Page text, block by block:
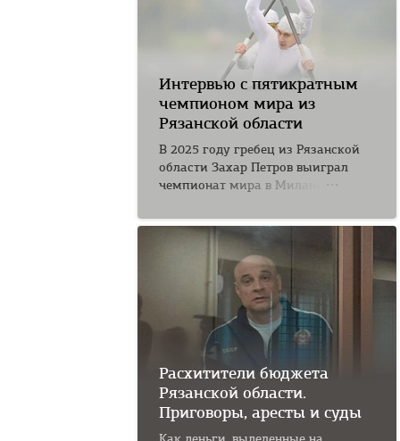
Интервью с пятикратным
чемпионом мира из
Рязанской области
В 2025 году гребец из Рязанской
области Захар Петров выиграл
чемпионат мира в Милане на
Расхитители бюджета
Рязанской области.
Приговоры, аресты и суды